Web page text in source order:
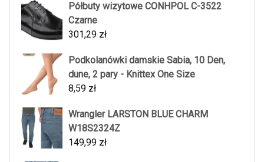
Półbuty wizytowe CONHPOL C-3522
Czarne
301,29 zł
Podkolanówki damskie Sabia, 10 Den,
dune, 2 pary - Knittex One Size
8,59 zł
Wrangler LARSTON BLUE CHARM
W18S2324Z
149,99 zł